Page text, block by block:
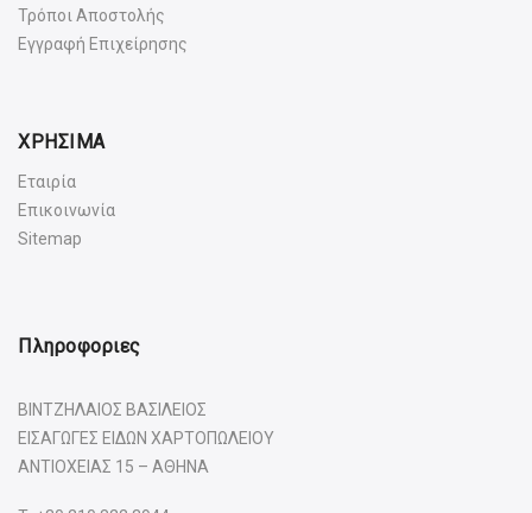
Τρόποι Αποστολής
Εγγραφή Επιχείρησης
ΧΡΗΣΙΜΑ
Εταιρία
Επικοινωνία
Sitemap
Πληροφοριες
ΒΙΝΤΖΗΛΑΙΟΣ ΒΑΣΙΛΕΙΟΣ
ΕΙΣΑΓΩΓΕΣ ΕΙΔΩΝ ΧΑΡΤΟΠΩΛΕΙΟΥ
ΑΝΤΙΟΧΕΙΑΣ 15 – ΑΘΗΝΑ